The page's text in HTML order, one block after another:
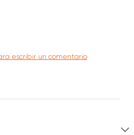
escribir un comentario